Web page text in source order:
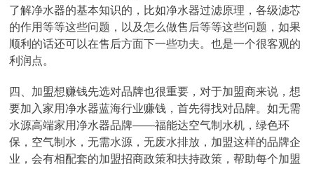
了解净水器的基本知识的，比如净水器过滤原理，各级滤芯
的作用等等这些问题，以及怎么做售后等等这些问题，如果
顺利的话还可以在售后方面下一些功夫。也是一个很客观的
利润点。
四、加盟想赚钱先选对品牌也很重要，对于加盟商来说，想
要加入家用净水器蓝海行业赚钱，首先得找对品牌。如无需
水源高端家用净水器品牌——福能达空气制水机，绿色环
保，空气制水，无需水源，无废水排放，加盟这样的品牌企
业，会有相配套的加盟招商政策和扶持政策，帮助每个加盟